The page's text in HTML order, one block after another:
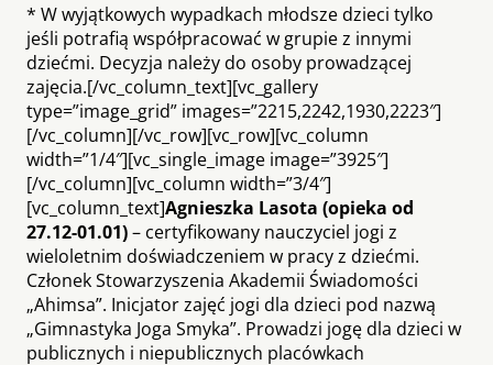
* W wyjątkowych wypadkach młodsze dzieci tylko
jeśli potrafią współpracować w grupie z innymi
dziećmi. Decyzja należy do osoby prowadzącej
zajęcia.[/vc_column_text][vc_gallery
type=”image_grid” images=”2215,2242,1930,2223″]
[/vc_column][/vc_row][vc_row][vc_column
width=”1/4″][vc_single_image image=”3925″]
[/vc_column][vc_column width=”3/4″]
[vc_column_text]Agnieszka Lasota (opieka od
27.12-01.01)– certyfikowany nauczyciel jogi z
wieloletnim doświadczeniem w pracy z dziećmi.
Członek Stowarzyszenia Akademii Świadomości
„Ahimsa”. Inicjator zajęć jogi dla dzieci pod nazwą
„Gimnastyka Joga Smyka”. Prowadzi jogę dla dzieci w
publicznych i niepublicznych placówkach